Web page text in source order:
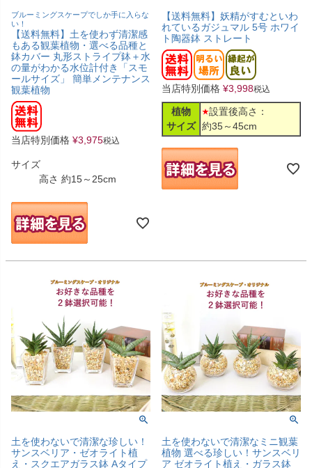
ブルーミングスケープでしか手に入らな
い！
【送料無料】土を使わず清潔感
もある観葉植物・選べる品種と
鉢カバー 丸形ストライプ鉢＋水
の量がわかる水位計付き「スモ
ールサイズ」 簡単メンテナンス
観葉植物
当店特別価格 ¥3,975税込
サイズ
高さ 約15～25cm
【送料無料】妖精がすむといわ
れているガジュマル 5号 ホワイ
ト陶器鉢 ストレート
当店特別価格 ¥3,998税込
植物
サイズ
設置後高さ：
約35～45cm
土を使わないで清潔な珍しい！
サンスベリア・ゼオライト植
え・スクエアガラス鉢 Aタイプ
土を使わないで清潔なミニ観葉
植物 選べる珍しい！サンスベリ
ア ゼオライト植え・ガラス鉢